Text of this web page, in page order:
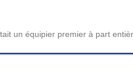
un équipier premier à part